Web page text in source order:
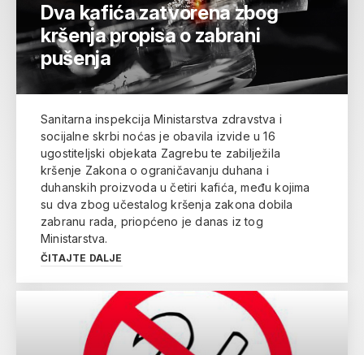
Dva kafića zatvorena zbog
kršenja propisa o zabrani
pušenja
Sanitarna inspekcija Ministarstva zdravstva i
socijalne skrbi noćas je obavila izvide u 16
ugostiteljski objekata Zagrebu te zabilježila
kršenje Zakona o ograničavanju duhana i
duhanskih proizvoda u četiri kafića, među kojima
su dva zbog učestalog kršenja zakona dobila
zabranu rada, priopćeno je danas iz tog
Ministarstva.
ČITAJTE DALJE